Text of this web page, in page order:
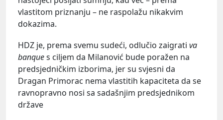
vlastitom priznanju – ne raspolažu nikakvim
dokazima.
HDZ je, prema svemu sudeći, odlučio zaigrati va
banques ciljem da Milanović bude poražen na
predsjedničkim izborima, jer su svjesni da
Dragan Primorac nema vlastitih kapaciteta da se
ravnopravno nosi sa sadašnjim predsjednikom
države